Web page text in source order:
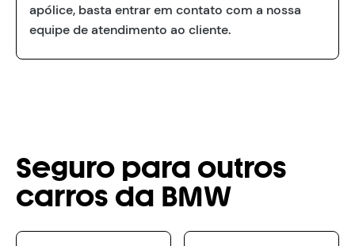
apólice, basta entrar em contato com a nossa
equipe de atendimento ao cliente.
Seguro para outros
carros da BMW